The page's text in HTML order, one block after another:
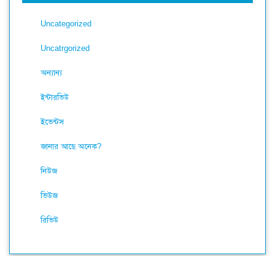
Uncategorized
Uncatrgorized
অন্যান্য
ইন্টারভিউ
ইভেন্টস
জানার আছে অনেক?
নিউজ
ভিউজ
রিভিউ